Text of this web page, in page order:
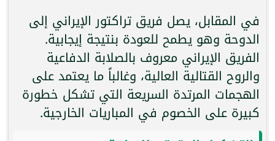
في المقابل، يصل فريق تراكتور الإيراني إلى
الدوحة وهو يطمح للعودة بنتيجة إيجابية.
الفريق الإيراني معروف بالصلابة الدفاعية
والروح القتالية العالية، وغالباً ما يعتمد على
الهجمات المرتدة السريعة التي تشكل خطورة
كبيرة على الخصوم في المباريات الخارجية.